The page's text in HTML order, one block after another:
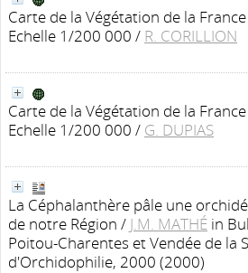
Carte de la Végétation de la
Echelle 1/200 000 / R. CORILLION
Carte de la Végétation de la
Echelle 1/200 000 / G. DUPIAS
La Céphalanthère pâle une
de notre Région / J.M. MATHÉ in
Poitou-Charentes et Vendée de la
d'Orchidophilie, 2000 (2000)